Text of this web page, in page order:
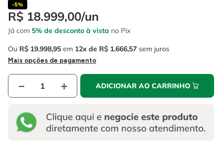
-5%
R$ 18.999,00/un
Já com 5% de desconto à vista no Pix
Ou R$ 19.998,95 em 12 R$ 1.666,57 sem juros
Mais opções de pagamento
＋
－ ADICIONAR AO CARRINHO